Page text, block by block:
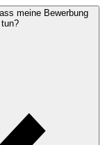
meine Bewerbung